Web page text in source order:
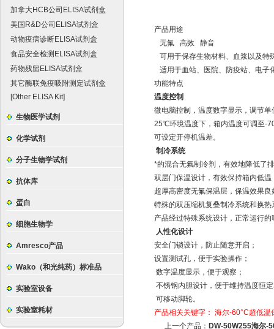
加拿大HCB公司ELISA试剂盒
美国R&D公司ELISA试剂盒
动物疫病诊断ELISA试剂盒
食品安全检测ELISA试剂盒
药物残留ELISA试剂盒
其它酶联免疫吸附测定试剂盒
[Other ELISA Kit]
生物医学试剂
化学试剂
分子生物学试剂
抗体库
蛋白
细胞生物学
Amresco产品
Wako（和光纯药）标准品
实验室设备
实验室耗材
产品用途
无氟 高效 静音
可用于保存生物材料、血浆以及特
适用于血站、医院、防疫站、电子
功能特点
温度控制
微电脑控制，温度数字显示，调节
25℃环境温度下，箱内温度可调至-
可设定开停机温差。
制冷系统
*的混合无氟制冷剂，有效地降低了
双层门保温设计，有效保持箱内低温
超厚高密度无氟保温层，保温效果良
特殊的双压缩机复叠制冷系统和换
产品经过特殊系统设计，正常运行
人性化设计
安全门锁设计，防止随意开启；
设置测试孔，便于实验操作；
数字温度显示，便于观察；
不锈钢内胆设计，便于维持温度恒
可移动脚轮。
产品相关关键字： 海尔-60°C超低温
上一个产品： DW-50W255海尔-